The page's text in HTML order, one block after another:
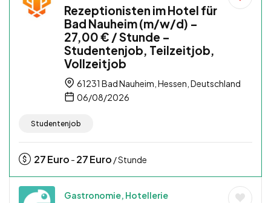
Rezeptionisten im Hotel für
Bad Nauheim (m/w/d) –
27,00 € / Stunde –
Studentenjob, Teilzeitjob,
Vollzeitjob
61231 Bad Nauheim, Hessen, Deutschland
06/08/2026
Studentenjob
27Euro - 27Euro / Stunde
Gastronomie, Hotellerie